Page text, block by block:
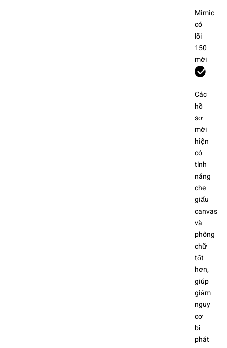
Mimic
có
lõi
150
mới
Các
hồ
sơ
mới
hiện
có
tính
năng
che
giấu
canvas
và
phông
chữ
tốt
hơn,
giúp
giảm
nguy
cơ
bị
phát